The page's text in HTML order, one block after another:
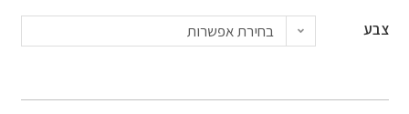
צבע בחירת אפשרות